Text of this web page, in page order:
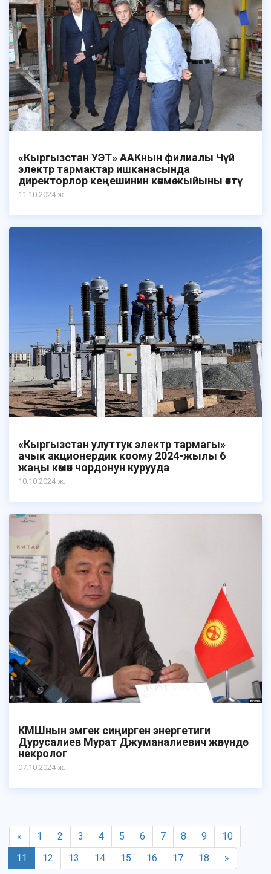
«Кыргызстан УЭТ» ААКнын филиалы Чүй
электр тармактар ишканасында
директорлор кеңешинин көчмө жыйыны өттү
11.10.2024 ж.
«Кыргызстан улуттук электр тармагы»
ачык акционердик коому 2024-жылы 6
жаңы көмөк чордонун курууда
10.10.2024 ж.
КМШнын эмгек сиңирген энергетиги
Дурусалиев Мурат Джуманалиевич жөнүндө
некролог
07.10.2024 ж.
« 1 2 3 4 5 6 7 8 9
10
11
12 13 14 15 16 17 18 »